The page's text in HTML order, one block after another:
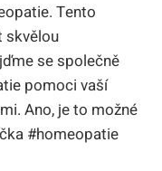
Tento
skvělou
se společně
pomoci vaší
Ano, je to možné
#homeopatie